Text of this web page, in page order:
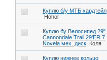
Куплю б/у МТБ хардтейл
Hohol
Куплю бу Велосипед 29"
Cannondale Trail 29'ER 7
Novela мех. диск
Коля
Куплю нижнее кольцо